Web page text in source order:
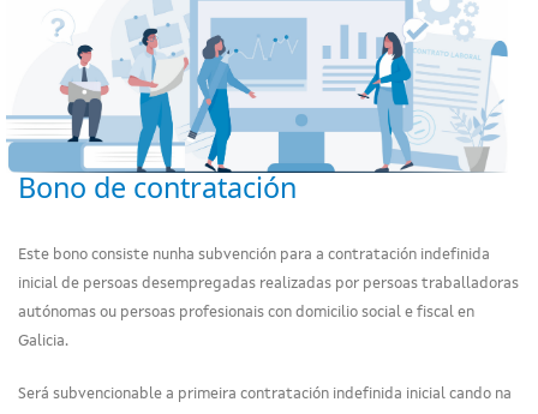
Bono de contratación
Este bono consiste nunha subvención para a contratación indefinida
inicial de persoas desempregadas realizadas por persoas traballadoras
autónomas ou persoas profesionais con domicilio social e fiscal en
Galicia.
Será subvencionable a primeira contratación indefinida inicial cando na